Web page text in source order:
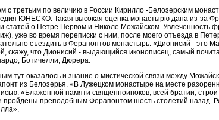
с третьим по величию в России Кирилло -Белозерским
ЮНЕСКО. Такая высокая оценка монастырю дана из-за
статей о Петре Первом и Николе Можайском. Увлеченность
уже во время переписки с ним, после моего отъезда в
съездить в Ферапонтов монастырь: «Дионисий - это
скажу, что Дионисий - выдающийся иконописец, самый
Ботичелли, Дюрера.
тут оказалось и знание о мистической связи между
из Белозерья. «В Лужецком монастыре на месте
«Блаженной памяти священноиноков, всей братии,
пройдены преподобным Ферапонтом шесть столетий назад.